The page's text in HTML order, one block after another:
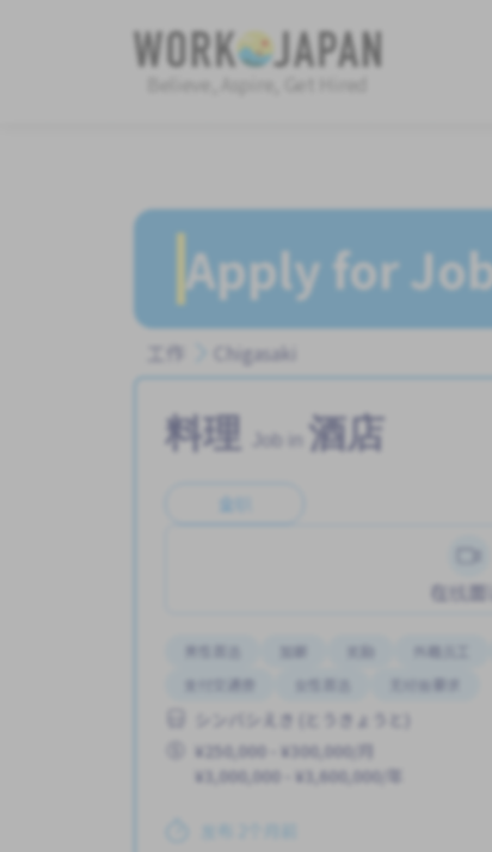
Believe, Aspire, Get Hired
Apply for
工作 Chigasaki
料理 酒店
全职
在线面
男性首选 加薪 奖励 外籍员工
支付交通费
无经验要求
シンバシえき (とうきょうと)
¥250,000 - ¥300,000/月
¥3,000,000 - ¥3,600,000/年
发布 2个月前